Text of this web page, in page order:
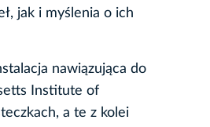
jak i myślenia o ich
nawiązująca do
Institute of
a te z kolei